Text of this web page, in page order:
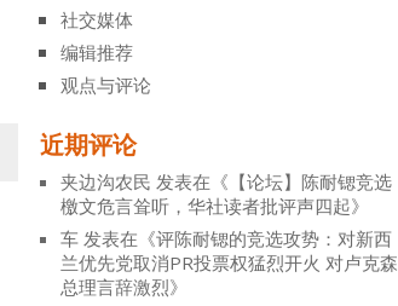
社交媒体
编辑推荐
观点与评论
近期评论
夹边沟农民 发表在《 【论坛】陈耐锶竞选
檄文危言耸听，华社读者批评声四起》
车 发表在《评陈耐锶的竞选攻势：对新西
兰优先党取消PR投票权猛烈开火 对卢克森
总理言辞激烈》